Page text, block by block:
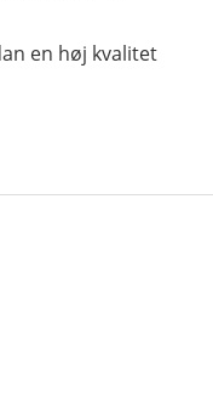
en høj kvalitet